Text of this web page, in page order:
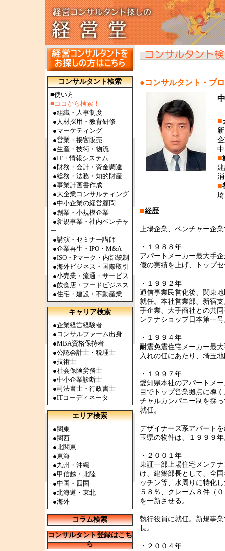
コンサルタント検索
■使い方
■ココから検索！
●組織・人事制度
● 人材採用・教育研修
●マーケティング
●営業・接客販売
●生産・技術・物流
●IT・情報システム
●財務・会計・資金調達
●総務・法務・知的財産
●事業計画書作成
●大企業コンサルティング
●中小企業の経営顧問
●創業・小規模企業
●新規事業・社内ベンチャ
ー
●講演・セミナー講師
●企業再生・IPO・M&A
●ISO・Pマーク・内部統制
●海外ビジネス・国際取引
●小売業・流通・サービス
●飲食店・フードビジネス
●住宅・建設・不動産業
キャリア検索
●企業経営経験者
● コンサルファーム出身
●MBA資格保持者
●公認会計士・税理士
●技術士
●社会保険労務士
●中小企業診断士
●司法書士・行政書士
●ITコーディネータ
エリア検索
●関東
●関西
●北関東
●東海
●九州・沖縄
●甲信越・北陸
●中国・四国
●北海道・東北
●海外
コラム検索
コンサルタント登録はこち
ら
●コンサルタント・プ
■
■
■
■経歴
上場企業、ベンチャー企
・１９８８年
アパートメーカー最大手
億の実績を上げ、トップ
・１９９２年
通信事業民営化後、関東
就任。本社営業部、新宿
手企業、大手商社との共
ンテナショップ日本第一
・１９９４年
耐震免震住宅メーカー最
入れの任にあたり、埼玉
・１９９７年
愛知県本社のアパートメ
目でトップ営業拠点に導
チャルカンパニー制を採
就任。
デザイナーズ系アパート
玉県の物件は、１９９９
・２００１年
東証一部上場住宅メンテ
け、建築部長として、全
ッチン等、水周りに特化
５８％、クレーム８件（
を一新させる。
執行役員に就任。新規事
長。
・２００４年